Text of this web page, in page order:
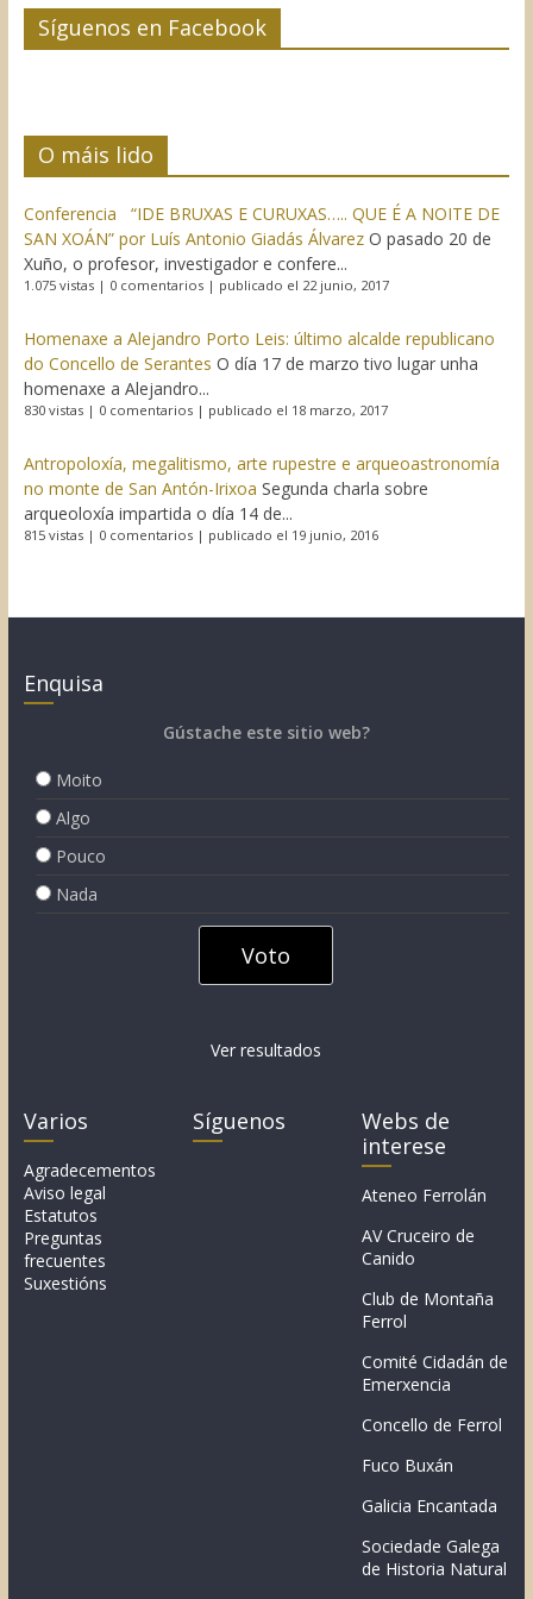
Síguenos en Facebook
O máis lido
Conferencia “IDE BRUXAS E CURUXAS….. QUE É A NOITE DE
SAN XOÁN” por Luís Antonio Giadás Álvarez O pasado 20 de
Xuño, o profesor, investigador e confere...
1.075 vistas| 0 comentarios| publicado el 22 junio, 2017
Homenaxe a Alejandro Porto Leis: último alcalde republicano
do Concello de Serantes O día 17 de marzo tivo lugar unha
homenaxe a Alejandro...
830 vistas| 0 comentarios| publicado el 18 marzo, 2017
Antropoloxía, megalitismo, arte rupestre e arqueoastronomía
no monte de San Antón-Irixoa Segunda charla sobre
arqueoloxía impartida o día 14 de...
815 vistas| 0 comentarios| publicado el 19 junio, 2016
Enquisa
Gústache este sitio web?
Moito
Algo
Pouco
Nada
Ver resultados
Varios
Agradecementos
Aviso legal
Estatutos
Preguntas
frecuentes
Suxestións
Síguenos
Webs de
interese
Ateneo Ferrolán
AV Cruceiro de
Canido
Club de Montaña
Ferrol
Comité Cidadán de
Emerxencia
Concello de Ferrol
Fuco Buxán
Galicia Encantada
Sociedade Galega
de Historia Natural